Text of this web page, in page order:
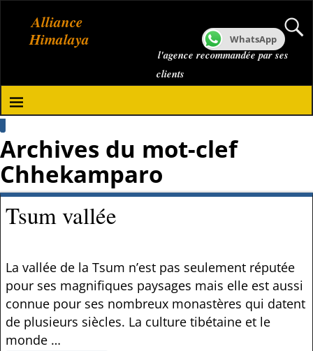
Alliance
Himalaya
l'agence recommandée par ses
clients
Archives du mot-clef
Chhekamparo
Tsum vallée
La vallée de la Tsum n’est pas seulement réputée
pour ses magnifiques paysages mais elle est aussi
connue pour ses nombreux monastères qui datent
de plusieurs siècles. La culture tibétaine et le
monde …
WhatsApp